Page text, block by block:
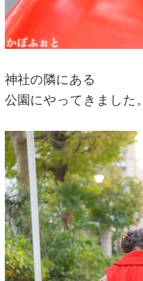
神社の隣にある
公園にやってきました。